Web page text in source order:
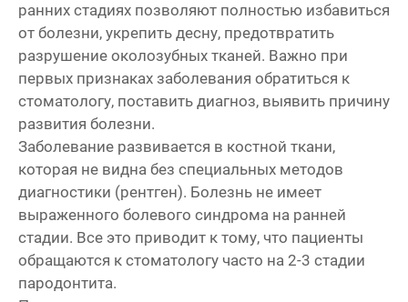
ранних стадиях позволяют полностью избавиться
от болезни, укрепить десну, предотвратить
разрушение околозубных тканей. Важно при
первых признаках заболевания обратиться к
стоматологу, поставить диагноз, выявить причину
развития болезни.
Заболевание развивается в костной ткани,
которая не видна без специальных методов
диагностики (рентген). Болезнь не имеет
выраженного болевого синдрома на ранней
стадии. Все это приводит к тому, что пациенты
обращаются к стоматологу часто на 2-3 стадии
пародонтита.